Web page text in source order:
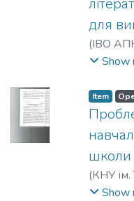
для
(ІВО
Show
Item
школи
(КНУ ім.
Show